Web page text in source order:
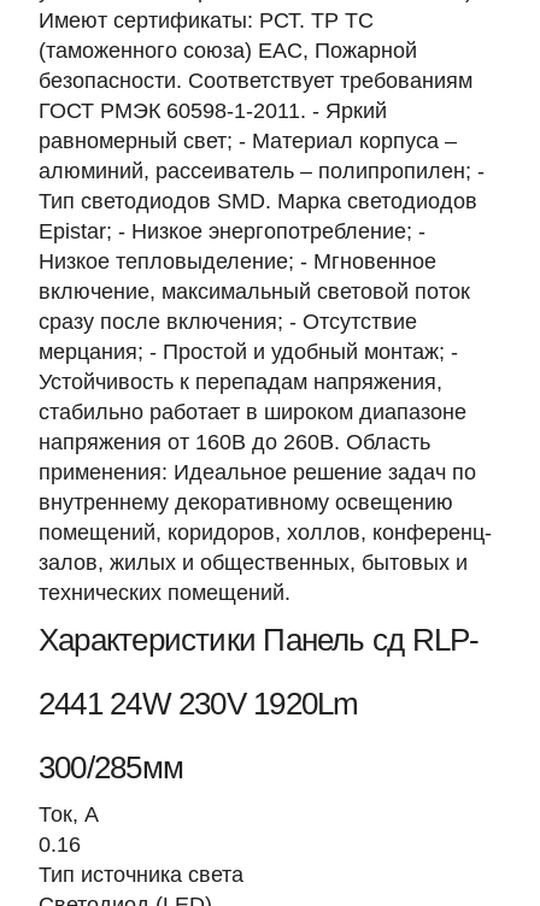
Имеют сертификаты: РСТ. TP ТС
(таможенного союза) ЕАС, Пожарной
безопасности. Соответствует требованиям
ГОСТ РМЭК 60598-1-2011. - Яркий
равномерный свет; - Материал корпуса –
алюминий, рассеиватель – полипропилен; -
Тип светодиодов SMD. Марка светодиодов
Epistar; - Низкое энергопотребление; -
Низкое тепловыделение; - Мгновенное
включение, максимальный световой поток
сразу после включения; - Отсутствие
мерцания; - Простой и удобный монтаж; -
Устойчивость к перепадам напряжения,
стабильно работает в широком диапазоне
напряжения от 160В до 260В. Область
применения: Идеальное решение задач по
внутреннему декоративному освещению
помещений, коридоров, холлов, конференц-
залов, жилых и общественных, бытовых и
технических помещений.
Характеристики Панель сд RLP-
2441 24W 230V 1920Lm
300/285мм
Ток, A
0.16
Тип источника света